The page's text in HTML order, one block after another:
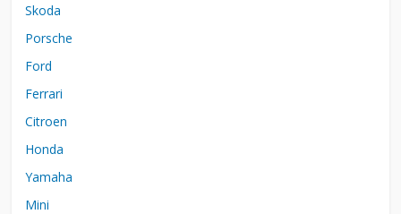
Skoda
Porsche
Ford
Ferrari
Citroen
Honda
Yamaha
Mini